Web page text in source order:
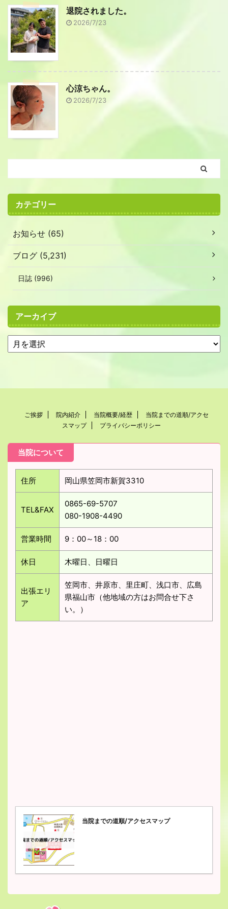
退院されました。
2026/7/23
心涼ちゃん。
2026/7/23
カテゴリー
お知らせ (65)
ブログ (5,231)
日誌 (996)
アーカイブ
ご挨拶 院内紹介 当院概要/経歴
当院までの道順/アクセ
スマップ
プライバシーポリシー
当院について
住所 岡山県笠岡市新賀3310
TEL&FAX
0865-69-5707
080-1908-4490
営業時間 9：00～18：00
休日 木曜日、日曜日
出張エリ
ア
笠岡市、井原市、里庄町、浅口市、広島
県福山市（他地域の方はお問合せ下さ
い。）
当院までの道順/アクセスマップ